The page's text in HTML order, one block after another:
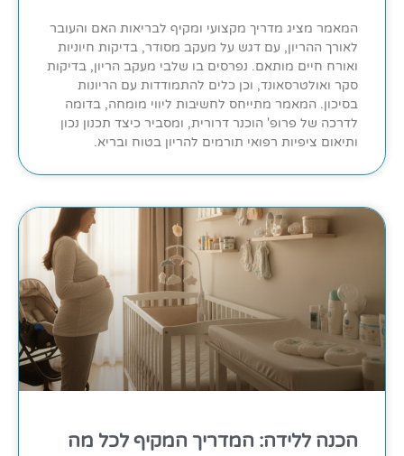
המאמר מציג מדריך מקצועי ומקיף לבריאות האם והעובר
לאורך ההריון, עם דגש על מעקב מסודר, בדיקות חיוניות
ואורח חיים מותאם. נפרסים בו שלבי מעקב הריון, בדיקות
סקר ואולטרסאונד, וכן כלים להתמודדות עם הריונות
בסיכון. המאמר מתייחס לחשיבות ליווי מומחה, בדומה
לדרכה של פרופ' הוכנר דרורית, ומסביר כיצד תכנון נכון
ותיאום ציפיות רפואי תורמים להריון בטוח ובריא.
הכנה ללידה: המדריך המקיף לכל מה